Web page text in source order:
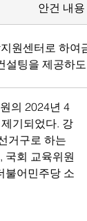
안건 내용
원센터로 하여
설팅을 제공하도
의 2024년 4
기되었다. 강
거구로 하는
국회 교육위원
불어민주당 소